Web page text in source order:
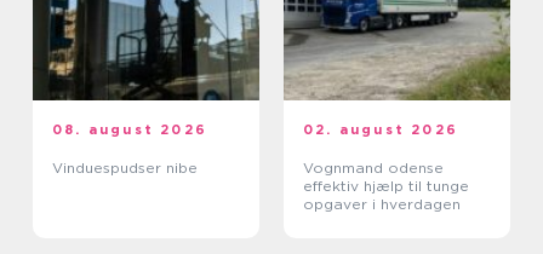
08. august 2026
Vinduespudser nibe
02. august 2026
Vognmand odense
effektiv hjælp til tunge
opgaver i hverdagen